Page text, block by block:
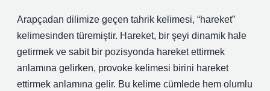
Arapçadan dilimize geçen tahrik kelimesi, “hareket”
kelimesinden türemiştir. Hareket, bir şeyi dinamik hale
getirmek ve sabit bir pozisyonda hareket ettirmek
anlamına gelirken, provoke kelimesi birini hareket
ettirmek anlamına gelir. Bu kelime cümlede hem olumlu